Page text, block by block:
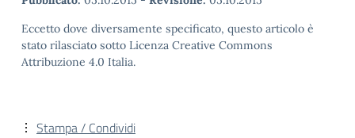
Eccetto dove diversamente specificato, questo articolo è
stato rilasciato sotto Licenza Creative Commons
Attribuzione 4.0 Italia.
Stampa / Condividi